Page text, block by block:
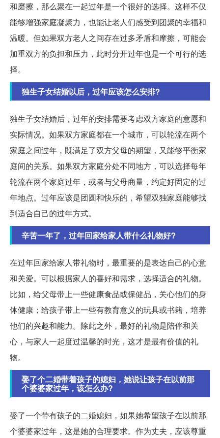
和磨擦，那么聚在一起过年是一个很好的选择。这样不仅
能够增强家庭凝聚力，也能让老人们感受到团聚的幸福和
温暖。但如果双方老人之间存在过多矛盾和摩擦，可能会
加重双方的负担和压力，此时分开过年也是一个可行的选
择。
独生子女结婚以后，过年应该怎么安排?
独生子女结婚后，过年的安排需要考虑双方家庭的意愿和
实际情况。如果双方家庭都在一个城市，可以轮流在两个
家庭之间过年，既满足了双方父母的期望，又能够平衡家
庭间的关系。如果双方家庭分处不同地方，可以选择每年
轮流在两个家庭过年，或者与父母商量，约定好固定的过
年地点。过年应该是团圆和快乐的，希望双独家庭能够找
到适合自己的过年方式。
辛苦一年了，过年回家给家人带什么礼物好?
在过年回家给家人带礼物时，最重要的是表达自己的心意
和关爱。可以根据家人的喜好和需求，选择适合的礼物。
比如，给父母带上一些健康食品或保健品，关心他们的身
体健康；给孩子带上一些有教育意义的玩具或书籍，培养
他们的兴趣和能力。除此之外，最好的礼物是陪伴和关
心，与家人一起度过温馨的时光，这才是最有价值的礼
物。
娶了个二婚带着孩子的媳妇，她说让孩子在以前那
个婆婆家过年，该怎么办?
娶了一个带有孩子的二婚媳妇，如果她希望孩子在以前那
个婆婆家过年，这是她的合理要求。作为丈夫，应该尊重